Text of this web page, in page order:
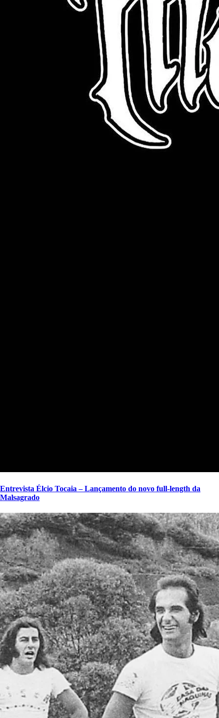
Entrevista Élcio Tocaia – Lançamento do novo full-length da
Malsagrado